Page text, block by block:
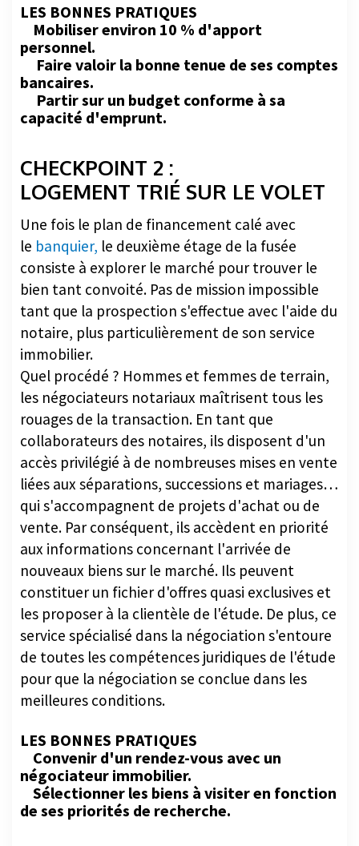
LES BONNES PRATIQUES
Mobiliser environ 10 % d'apport
personnel.
Faire valoir la bonne tenue de ses comptes
bancaires.
Partir sur un budget conforme à sa
capacité d'emprunt.
CHECKPOINT 2 :
LOGEMENT TRIÉ SUR LE VOLET
Une fois le plan de financement calé avec
le banquier, le deuxième étage de la fusée
consiste à explorer le marché pour trouver le
bien tant convoité. Pas de mission impossible
tant que la prospection s'effectue avec l'aide du
notaire, plus particulièrement de son service
immobilier.
Quel procédé ? Hommes et femmes de terrain,
les négociateurs notariaux maîtrisent tous les
rouages de la transaction. En tant que
collaborateurs des notaires, ils disposent d'un
accès privilégié à de nombreuses mises en vente
liées aux séparations, successions et mariages…
qui s'accompagnent de projets d'achat ou de
vente. Par conséquent, ils accèdent en priorité
aux informations concernant l'arrivée de
nouveaux biens sur le marché. Ils peuvent
constituer un fichier d'offres quasi exclusives et
les proposer à la clientèle de l'étude. De plus, ce
service spécialisé dans la négociation s'entoure
de toutes les compétences juridiques de l'étude
pour que la négociation se conclue dans les
meilleures conditions.
LES BONNES PRATIQUES
Convenir d'un rendez-vous avec un
négociateur immobilier.
Sélectionner les biens à visiter en fonction
de ses priorités de recherche.